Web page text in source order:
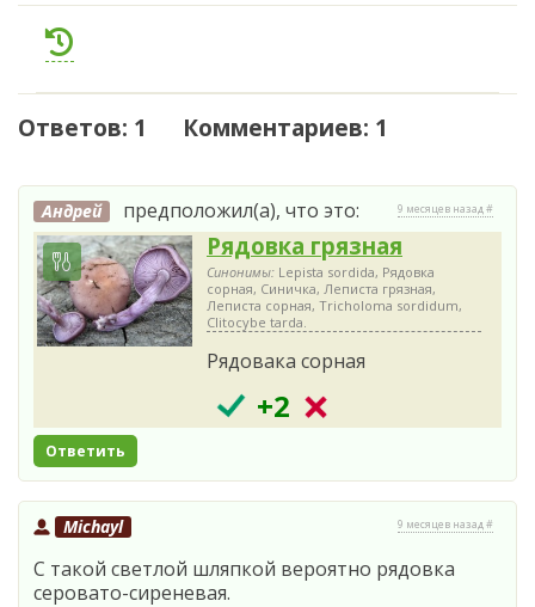
Ответов: 1 Комментариев: 1
Андрей предположил(а), что это: 9 месяцев назад #
Рядовка грязная
Синонимы: Lepista sordida, Рядовка
сорная, Синичка, Леписта грязная,
Леписта сорная, Tricholoma sordidum,
Clitocybe tarda.
Рядовака сорная
+2
Ответить
Michayl 9 месяцев назад #
С такой светлой шляпкой вероятно рядовка
серовато-сиреневая.